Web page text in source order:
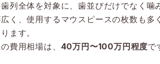
列全体を対象に、歯並びだけでなく噛
く、使用するマウスピースの枚数も多
ます。
費用相場は、 40万円〜100万円程度で